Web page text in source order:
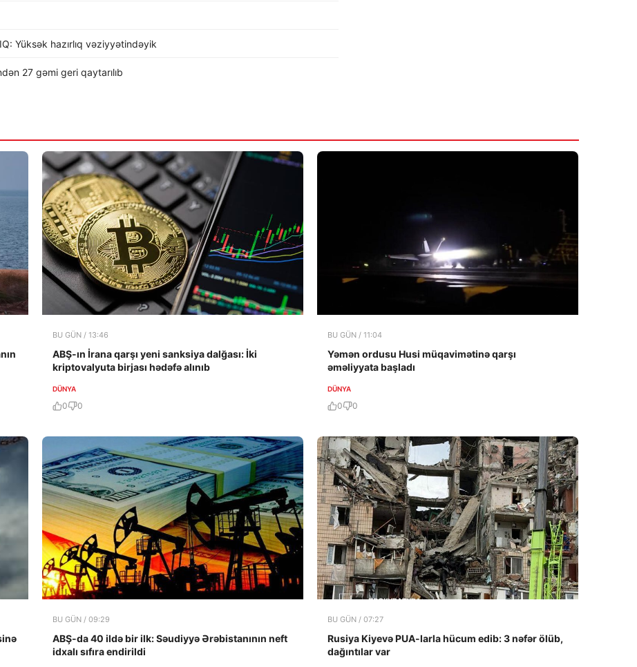
Yüksək hazırlıq vəziyyətindəyik
27 gəmi geri qaytarılıb
BU GÜN / 13:46
ABŞ-ın İrana qarşı yeni sanksiya dalğası: İki
kriptovalyuta birjası hədəfə alınıb
DÜNYA
0 0
BU GÜN / 11:04
Yəmən ordusu Husi müqavimətinə qarşı
əməliyyata başladı
DÜNYA
0 0
BU GÜN / 09:29
ABŞ-da 40 ildə bir ilk: Səudiyyə Ərəbistanının neft
idxalı sıfıra endirildi
BU GÜN / 07:27
Rusiya Kiyevə PUA-larla hücum edib: 3 nəfər ölüb,
dağıntılar var